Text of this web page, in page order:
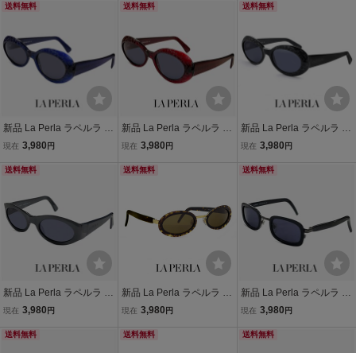
ズ ユニセックスモデル フ
スモデル スクエア 型 セル
スモデル スクエア 型 セル
送料無料
新品 La Perla ラペルラ サ
ングラス spe010-955 オ
ズ ユニセックスモデル フ
現在 3,980 円
送料無料
新品 La Perla ラペルラ サ
ングラス spe010-954 オ
ズ ユニセックスモデル フ
現在 3,980 円
送料無料
新品 La Perla ラペルラ サ
ングラス spe010 700 オ
ズ ユニセックスモデル フ
現在 3,980 円
送料無料
新品 La Perla ラペルラ サ
ングラス spe003-704 オ
ズ ユニセックスモデル フ
現在 3,980 円
送料無料
新品 La Perla ラペルラ サ
ングラス spe502 223 オ
ズ ユニセックスモデル フ
現在 3,980 円
送料無料
新品 La Perla ラペルラ サ
ングラス spe503-700 レ
クスモデル スクエア 型 セ
現在 3,980 円
送料無料 送料無料 送料無料